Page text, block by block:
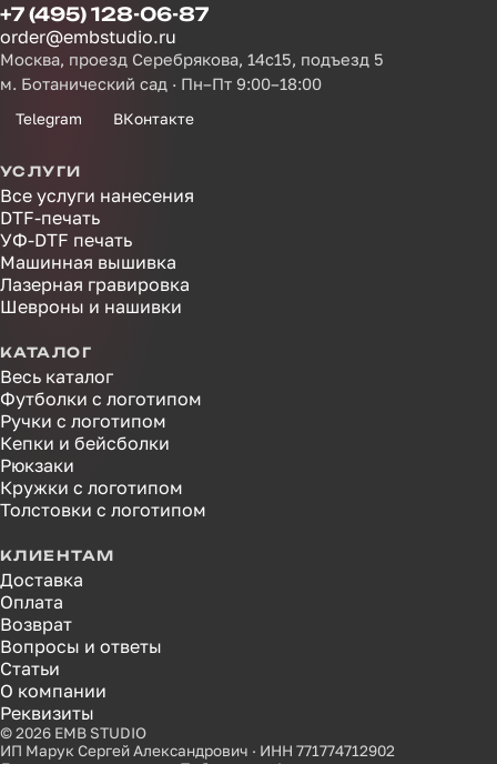
+7 (495) 128-06-87
order@embstudio.ru
Москва, проезд Серебрякова, 14с15, подъезд 5
м. Ботанический сад · Пн–Пт 9:00–18:00
Telegram ВКонтакте
УСЛУГИ
Все услуги нанесения
DTF-печать
УФ-DTF печать
Машинная вышивка
Лазерная гравировка
Шевроны и нашивки
КАТАЛОГ
Весь каталог
Футболки с логотипом
Ручки с логотипом
Кепки и бейсболки
Рюкзаки
Кружки с логотипом
Толстовки с логотипом
КЛИЕНТАМ
Доставка
Оплата
Возврат
Вопросы и ответы
Статьи
О компании
Реквизиты
© 2026 EMB STUDIO
ИП Марук Сергей Александрович · ИНН 771774712902